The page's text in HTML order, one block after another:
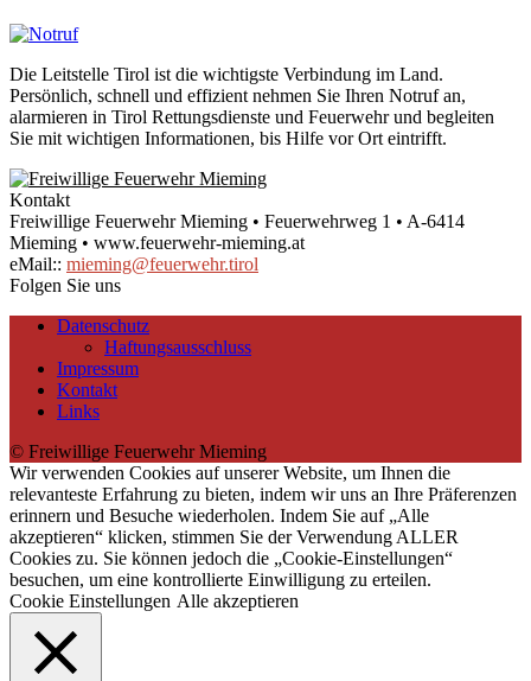
Die Leitstelle Tirol ist die wichtigste Verbindung im Land.
Persönlich, schnell und effizient nehmen Sie Ihren Notruf an,
alarmieren in Tirol Rettungsdienste und Feuerwehr und begleiten
Sie mit wichtigen Informationen, bis Hilfe vor Ort eintrifft.
Kontakt
Freiwillige Feuerwehr Mieming • Feuerwehrweg 1 • A-6414
Mieming • www.feuerwehr-mieming.at
eMail:: mieming@feuerwehr.tirol
Folgen Sie uns
Datenschutz
Haftungsausschluss
Impressum
Kontakt
Links
© Freiwillige Feuerwehr Mieming
Wir verwenden Cookies auf unserer Website, um Ihnen die
relevanteste Erfahrung zu bieten, indem wir uns an Ihre Präferenzen
erinnern und Besuche wiederholen. Indem Sie auf „Alle
akzeptieren“ klicken, stimmen Sie der Verwendung ALLER
Cookies zu. Sie können jedoch die „Cookie-Einstellungen“
besuchen, um eine kontrollierte Einwilligung zu erteilen.
Cookie Einstellungen Alle akzeptieren